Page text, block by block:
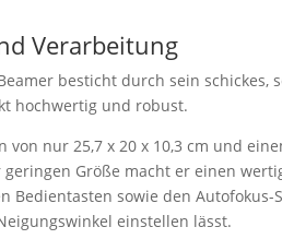
Verarbeitung
besticht durch sein
hochwertig und robust.
von nur 25,7 x 20 x 10,3 cm und
geringen Größe macht er einen
Bedientasten sowie den
einstellen lässt.